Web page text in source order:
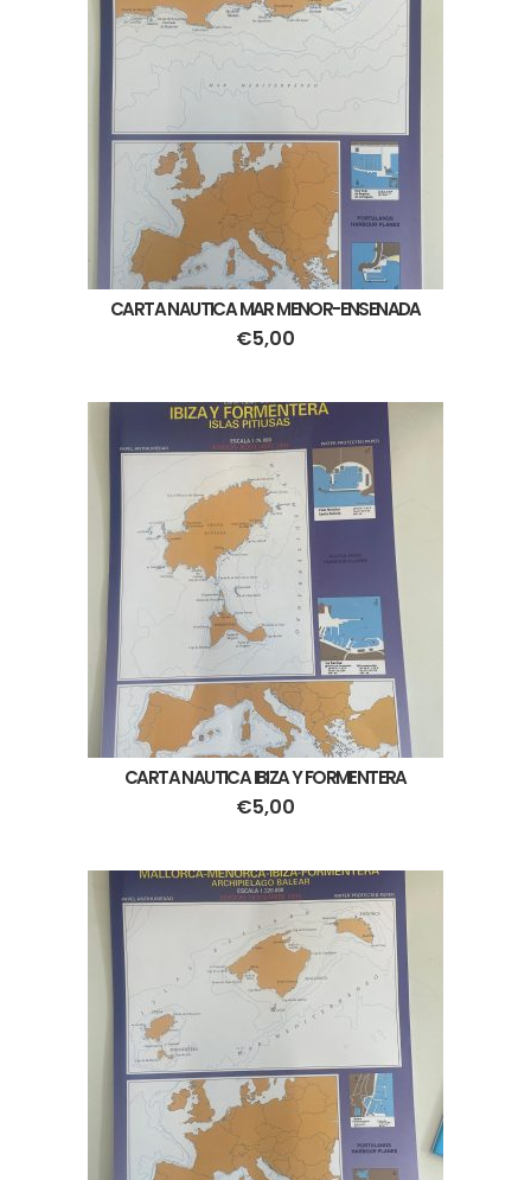
CARTA NAUTICA MAR MENOR-ENSENADA
€5,00
CARTA NAUTICA IBIZA Y FORMENTERA
€5,00